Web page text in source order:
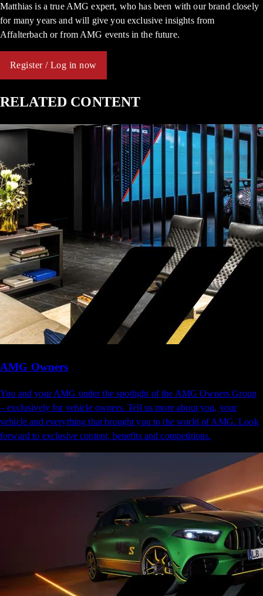
Matthias is a true AMG expert, who has been with our brand closely
for many years and will give you exclusive insights from
Affalterbach or from AMG events in the future.
Register / Log in now
RELATED CONTENT
AMG Owners
You and your AMG under the spotlight of the AMG Owners Group
– exclusively for vehicle owners. Tell us more about you, your
vehicle and everything that brought you to the world of AMG. Look
forward to exclusive content, benefits and competitions.